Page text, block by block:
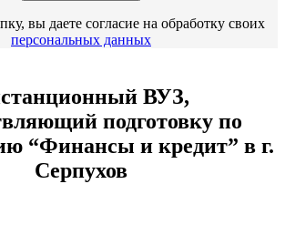
вы даете согласие на обработку своих
персональных данных
ВУЗ,
подготовку по
“Финансы и кредит” в г.
Серпухов